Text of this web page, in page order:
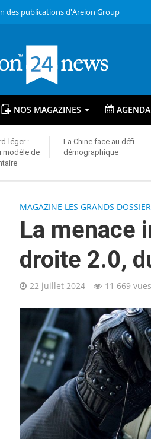
des publications d'Areion Group
NOS MAGAZINES AGENDA
léger :
modèle de
La Chine face au défi
démographique
MAGAZINE LES GRANDS
La menace
droite 2.0,
22 juillet 2024 11 669 vues